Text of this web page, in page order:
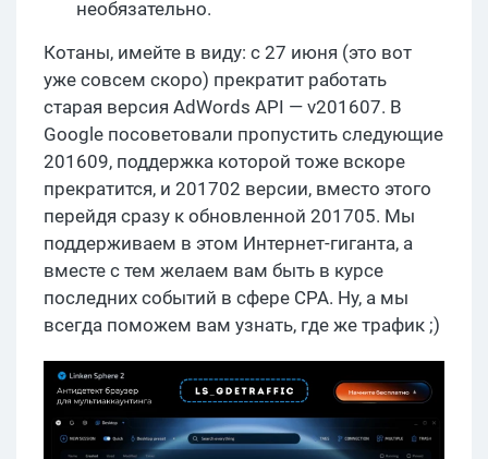
необязательно.
Котаны, имейте в виду: с 27 июня (это вот
уже совсем скоро) прекратит работать
старая версия AdWords API — v201607. В
Google посоветовали пропустить следующие
201609, поддержка которой тоже вскоре
прекратится, и 201702 версии, вместо этого
перейдя сразу к обновленной 201705. Мы
поддерживаем в этом Интернет-гиганта, а
вместе с тем желаем вам быть в курсе
последних событий в сфере СРА. Ну, а мы
всегда поможем вам узнать, где же трафик ;)